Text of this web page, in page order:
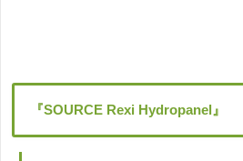
『SOURCE Rexi Hydropanel 』